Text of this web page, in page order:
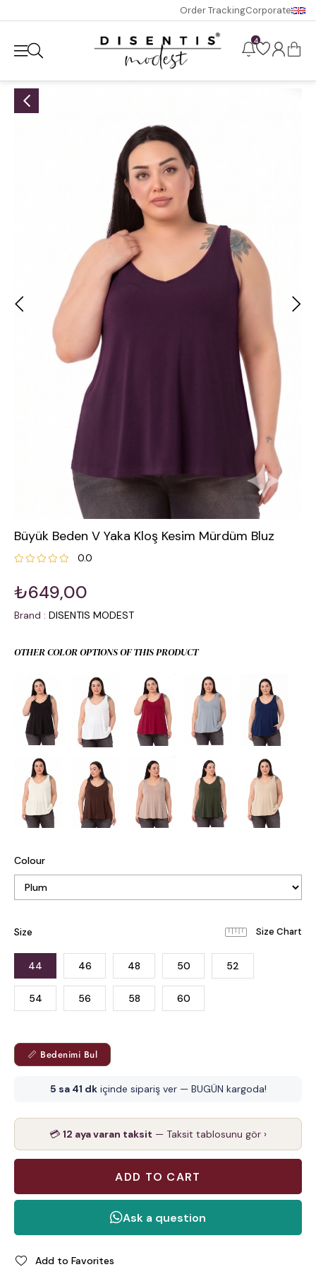
Order TrackingCorporate
4
Büyük Beden V Yaka Kloş Kesim Mürdüm Bluz
0.0
₺649,00
Brand : DISENTIS MODEST
OTHER COLOR OPTIONS OF THIS PRODUCT
Colour
Size
44 46 48 50 52
54 56 58 60
📏 Bedenimi Bul
5 sa 41 dkiçinde sipariş ver — BUGÜN kargoda!
💳 12 aya varan taksit — Taksit tablosunu gör ›
Add to Favorites